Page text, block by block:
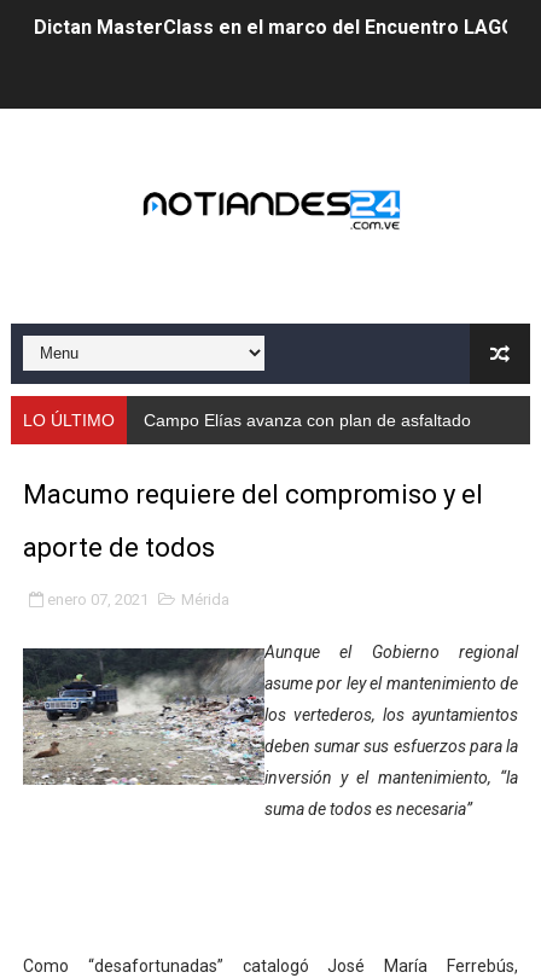
Dictan MasterClass en el marco del Encuentro LAGO
Gobernador Arnaldo Sánchez apadrina a más de 993
Mérida fortalece su reserva deportiva de cara a
Gobernación de Mérida instalará mesa de trabajo con
Fundecem ofrece taller de bordado en punto de cruz
Gobierno bolivariano avanza en la transformación del
Hospital universitario muestra sus avances en visita
Instituto Nacional de Nutrición celebra Semana
Gobernación de Mérida fortalece el desarrollo
LO ÚLTIMO Campo Elías avanza con plan de asfaltado
Macumo requiere del compromiso y el
aporte de todos
enero 07, 2021 Mérida
Aunque el Gobierno regional
asume por ley el mantenimiento de
los vertederos, los ayuntamientos
deben sumar sus esfuerzos para la
inversión y el mantenimiento, “la
suma de todos es necesaria”
Como “desafortunadas” catalogó José María Ferrebús,